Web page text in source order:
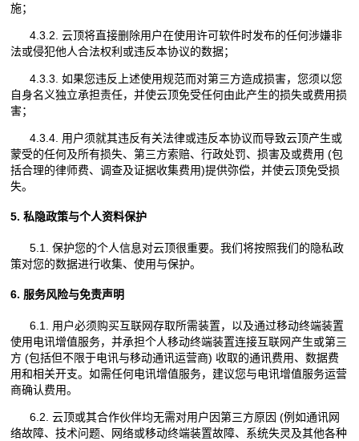
施；
4.3.2. 云顶将直接删除用户在使用许可软件时发布的任何涉嫌非
法或侵犯他人合法权利或违反本协议的数据；
4.3.3. 如果您违反上述使用规范而对第三方造成损害，您须以您
自身名义独立承担责任，并使云顶免受任何由此产生的损失或费用损
害；
4.3.4. 用户须就其违反有关法律或违反本协议而导致云顶产生或
蒙受的任何及所有损失、第三方索赔、行政处罚、损害及或费用 (包
括合理的律师费、调查及证据收集费用)提供弥偿，并使云顶免受损
失。
5. 私隐政策与个人资料保护
5.1. 保护您的个人信息对云顶很重要。我们将按照我们的隐私政
策对您的数据进行收集、使用与保护。
6. 服务风险与免责声明
6.1. 用户必须购买互联网存取所需装置，以及通过移动终端装置
使用电讯增值服务，并承担个人移动终端装置连接互联网产生或第三
方 (包括但不限于电讯与移动通讯运营商) 收取的通讯费用、数据费
用和相关开支。如需任何电讯增值服务，建议您与电讯增值服务运营
商确认费用。
6.2. 云顶或其合作伙伴均无需对用户因第三方原因 (例如通讯网
络故障、技术问题、网络或移动终端装置故障、系统失灵及其他各种